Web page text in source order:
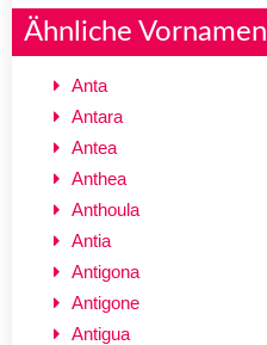
Ähnliche Vornamen
Anta
Antara
Antea
Anthea
Anthoula
Antia
Antigona
Antigone
Antigua